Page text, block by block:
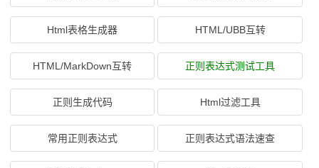
Html表格生成器 HTML/UBB互转
HTML/MarkDown互转 正则表达式测试工具
正则生成代码 Html过滤工具
常用正则表达式 正则表达式语法速查